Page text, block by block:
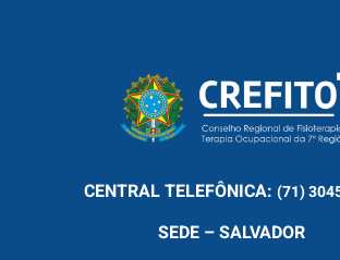
CENTRALTELEFÔNICA: (71)
SEDE – SALVADOR